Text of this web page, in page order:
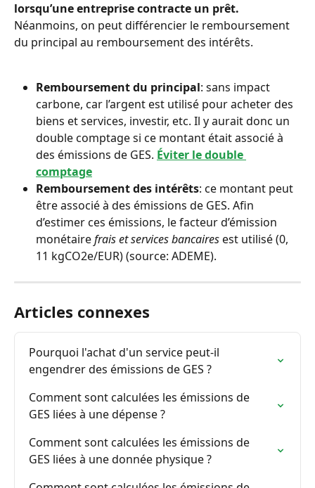
lorsqu’une entreprise contracte un prêt.
Néanmoins, on peut différencier le remboursement
du principal au remboursement des intérêts.
Remboursement du principal: sans impact
carbone, car l’argent est utilisé pour acheter des
biens et services, investir, etc. Il y aurait donc un
double comptage si ce montant était associé à
des émissions de GES. Éviter le double
comptage
Remboursement des intérêts: ce montant peut
être associé à des émissions de GES. Afin
d’estimer ces émissions, le facteur d’émission
monétaire frais et services bancaires est utilisé (0,
11 kgCO2e/EUR) (source: ADEME).
Articles connexes
Pourquoi l'achat d'un service peut-il
engendrer des émissions de GES ?
Comment sont calculées les émissions de
GES liées à une dépense ?
Comment sont calculées les émissions de
GES liées à une donnée physique ?